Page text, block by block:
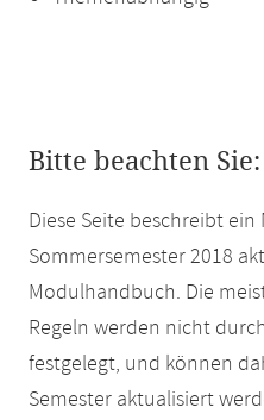
Bitte beachten Sie:
Diese Seite beschreibt
Sommersemester 2018
Modulhandbuch. Die
Regeln werden nicht
festgelegt, und können
Semester aktualisiert